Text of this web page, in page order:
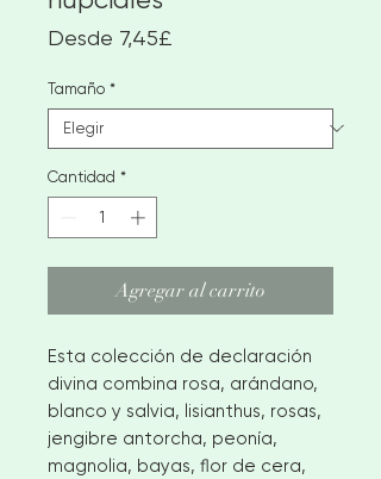
Desde 7,45£
Tamaño *
Cantidad *
Agregar al carrito
Esta colección de declaración
divina combina rosa, arándano,
blanco y salvia, lisianthus, rosas,
jengibre antorcha, peonía,
magnolia, bayas, flor de cera,